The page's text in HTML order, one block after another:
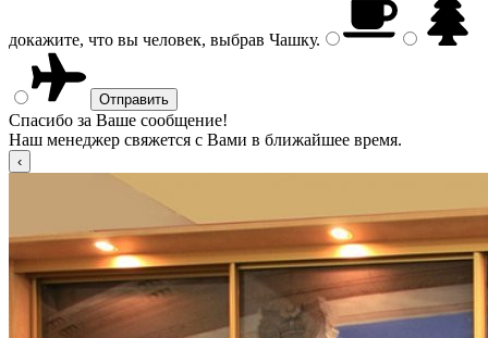
докажите, что вы человек, выбрав Чашку.
Спасибо за Ваше сообщение!
Наш менеджер свяжется с Вами в ближайшее время.